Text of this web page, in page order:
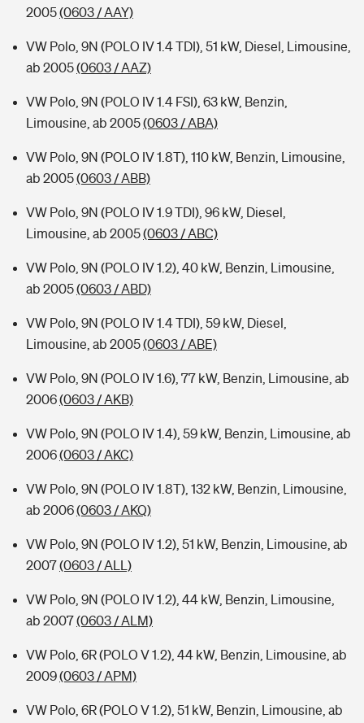
2005(0603 / AAY)
VW Polo, 9N (POLO IV 1.4 TDI), 51 kW, Diesel, Limousine,
ab 2005(0603 / AAZ)
VW Polo, 9N (POLO IV 1.4 FSI), 63 kW, Benzin,
Limousine, ab 2005(0603 / ABA)
VW Polo, 9N (POLO IV 1.8T), 110 kW, Benzin, Limousine,
ab 2005(0603 / ABB)
VW Polo, 9N (POLO IV 1.9 TDI), 96 kW, Diesel,
Limousine, ab 2005(0603 / ABC)
VW Polo, 9N (POLO IV 1.2), 40 kW, Benzin, Limousine,
ab 2005(0603 / ABD)
VW Polo, 9N (POLO IV 1.4 TDI), 59 kW, Diesel,
Limousine, ab 2005(0603 / ABE)
VW Polo, 9N (POLO IV 1.6), 77 kW, Benzin, Limousine, ab
2006(0603 / AKB)
VW Polo, 9N (POLO IV 1.4), 59 kW, Benzin, Limousine, ab
2006(0603 / AKC)
VW Polo, 9N (POLO IV 1.8T), 132 kW, Benzin, Limousine,
ab 2006(0603 / AKQ)
VW Polo, 9N (POLO IV 1.2), 51 kW, Benzin, Limousine, ab
2007(0603 / ALL)
VW Polo, 9N (POLO IV 1.2), 44 kW, Benzin, Limousine,
ab 2007(0603 / ALM)
VW Polo, 6R (POLO V 1.2), 44 kW, Benzin, Limousine, ab
2009(0603 / APM)
VW Polo, 6R (POLO V 1.2), 51 kW, Benzin, Limousine, ab